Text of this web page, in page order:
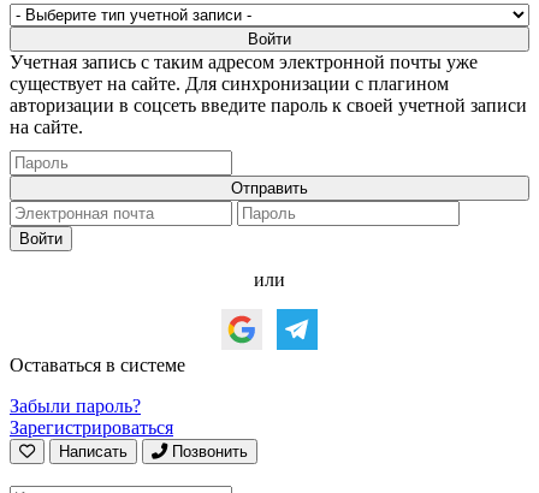
Учетная запись с таким адресом электронной почты уже
существует на сайте. Для синхронизации с плагином
авторизации в соцсеть введите пароль к своей учетной записи
на сайте.
или
Оставаться в системе
Забыли пароль?
Зарегистрироваться
Написать Позвонить